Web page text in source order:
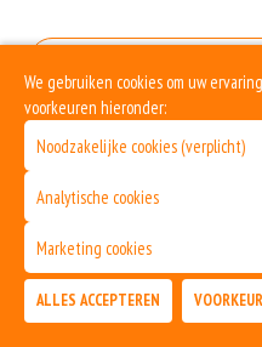
Geen
We gebruiken cookies om uw
voorkeuren hieronder:
Noodzakelijke cookies (verplicht)
Analytische cookies
Marketing cookies
ALLES ACCEPTEREN